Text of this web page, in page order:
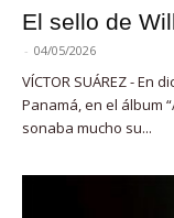
El sello de
- 04/05/2026
VÍCTOR SUÁREZ - En
Panamá, en el álbum
sonaba mucho su...